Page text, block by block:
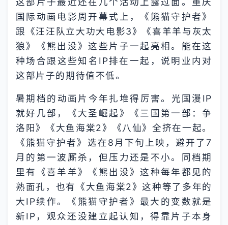
国际动画电影周开幕式上，《熊猫守护者》
跟《汪汪队立大功大电影3》《喜羊羊与灰太
狼》《熊出没》这些片子一起亮相。能在这
种场合跟这些知名IP排在一起，说明业内对
这部片子的期待值不低。
暑期档的动画片今年扎堆得厉害。光国漫IP
就好几部，《大圣崛起》《三国第一部：争
洛阳》《大鱼海棠2》《八仙》全挤在一起。
《熊猫守护者》选在8月下旬上映，避开了7
月的第一波厮杀，但压力还是不小。同档期
里有《喜羊羊》《熊出没》这种每年都见的
熟面孔，也有《大鱼海棠2》这种等了多年的
大IP续作。《熊猫守护者》最大的变数就是
新IP，观众还没建立起认知，得靠片子本身